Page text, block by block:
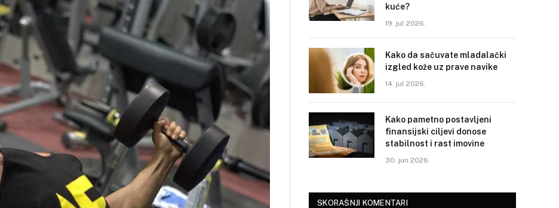
kuće?
19. jul 2026.
Kako da sačuvate mladalački
izgled kože uz prave navike
14. jul 2026.
Kako pametno postavljeni
finansijski ciljevi donose
stabilnost i rast imovine
30. jun 2026.
SKORAŠNJI KOMENTARI